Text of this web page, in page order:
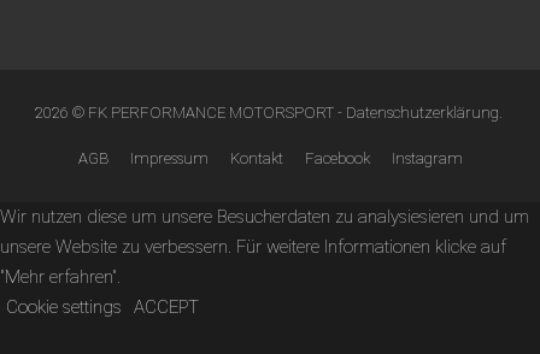
2026 © FK PERFORMANCE MOTORSPORT - Datenschutzerklärung.
AGB Impressum Kontakt Facebook Instagram
Wir nutzen diese um unsere Besucherdaten zu analysiesieren und um
unsere Website zu verbessern. Für weitere Informationen klicke auf
"Mehr erfahren".
Cookie settings
ACCEPT